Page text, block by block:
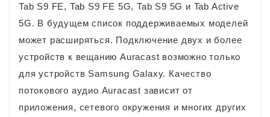
Tab S9 FE, Tab S9 FE 5G, Tab S9 5G и Tab Active
5G. В будущем список поддерживаемых моделей
может расширяться. Подключение двух и более
устройств к вещанию Auracast возможно только
для устройств Samsung Galaxy. Качество
потокового аудио Auracast зависит от
приложения, сетевого окружения и многих других